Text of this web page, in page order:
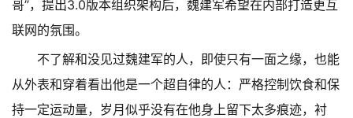
哥”，提出3.0版本组织架构后，魏建军希望在内部打造更互
联网的氛围。
不了解和没见过魏建军的人，即使只有一面之缘，也能
从外表和穿着看出他是一个超自律的人：严格控制饮食和保
持一定运动量，岁月似乎没有在他身上留下太多痕迹，衬